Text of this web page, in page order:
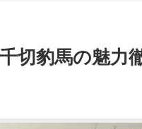
切豹馬の魅力